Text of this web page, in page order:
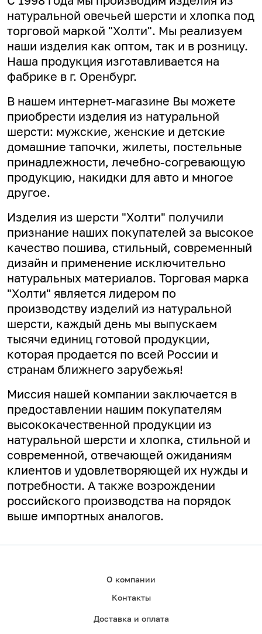
натуральной овечьей шерсти и хлопка под
торговой маркой "Холти". Мы реализуем
наши изделия как оптом, так и в розницу.
Наша продукция изготавливается на
фабрике в г. Оренбург.
В нашем интернет-магазине Вы можете
приобрести изделия из натуральной
шерсти: мужские, женские и детские
домашние тапочки, жилеты, постельные
принадлежности, лечебно-согревающую
продукцию, накидки для авто и многое
другое.
Изделия из шерсти "Холти" получили
признание наших покупателей за высокое
качество пошива, стильный, современный
дизайн и применение исключительно
натуральных материалов. Торговая марка
"Холти" является лидером по
производству изделий из натуральной
шерсти, каждый день мы выпускаем
тысячи единиц готовой продукции,
которая продается по всей России и
странам ближнего зарубежья!
Миссия нашей компании заключается в
предоставлении нашим покупателям
высококачественной продукции из
натуральной шерсти и хлопка, стильной и
современной, отвечающей ожиданиям
клиентов и удовлетворяющей их нужды и
потребности. А также возрождении
российского производства на порядок
выше импортных аналогов.
О компании
Контакты
Доставка и оплата